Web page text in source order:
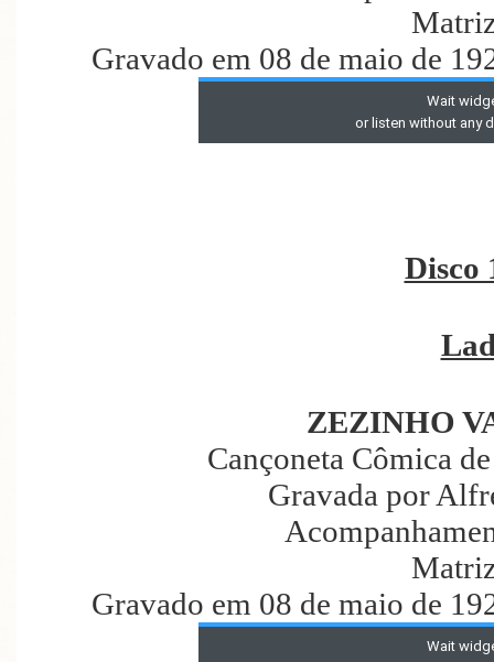
Gravado em 08 de maio de
Disco
ZEZINHO
Cançoneta Cômica
Gravada por
Gravado em 08 de maio de